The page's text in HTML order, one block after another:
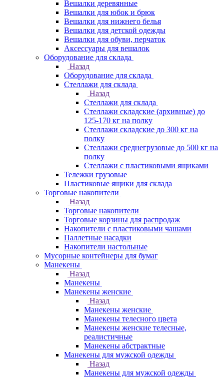
Вешалки деревянные
Вешалки для юбок и брюк
Вешалки для нижнего белья
Вешалки для детской одежды
Вешалки для обуви, перчаток
Аксессуары для вешалок
Оборудование для склада
Назад
Оборудование для склада
Стеллажи для склада
Назад
Стеллажи для склада
Стеллажи складские (архивные) до
125-170 кг на полку
Стеллажи складские до 300 кг на
полку
Стеллажи среднегрузовые до 500 кг на
полку
Стеллажи с пластиковыми ящиками
Тележки грузовые
Пластиковые ящики для склада
Торговые накопители
Назад
Торговые накопители
Торговые корзины для распродаж
Накопители с пластиковыми чашами
Паллетные насадки
Накопители настольные
Мусорные контейнеры для бумаг
Манекены
Назад
Манекены
Манекены женские
Назад
Манекены женские
Манекены телесного цвета
Манекены женские телесные,
реалистичные
Манекены абстрактные
Манекены для мужской одежды
Назад
Манекены для мужской одежды